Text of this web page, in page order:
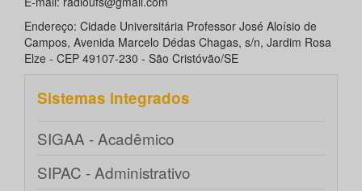
Endereço: Cidade Universitária Professor José Aloísio de
Campos, Avenida Marcelo Dédas Chagas, s/n, Jardim Rosa
Elze - CEP 49107-230 - São Cristóvão/SE
Sistemas integrados
SIGAA - Acadêmico
SIPAC - Administrativo